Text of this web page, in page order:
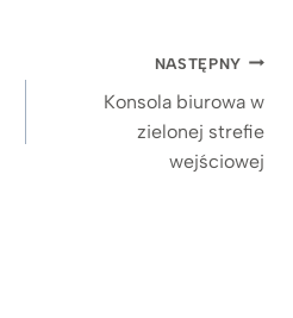
NASTĘPNY
Konsola biurowa w
zielonej strefie
wejściowej